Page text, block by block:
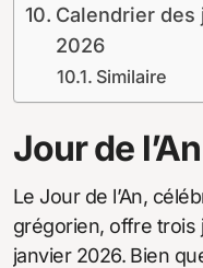
Calendrier
2026
Similaire
Jour de l’An
Le Jour de l’An,
grégorien, offre trois
janvier 2026. Bien